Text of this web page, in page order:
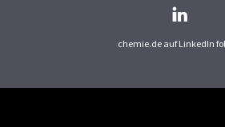
chemie.de auf LinkedIn